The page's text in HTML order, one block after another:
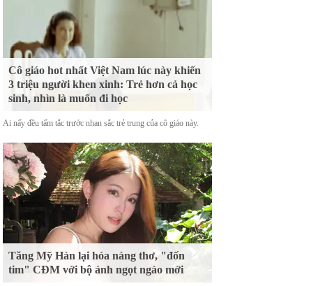
Cô giáo hot nhất Việt Nam lúc này khiến
3 triệu người khen xinh: Trẻ hơn cả học
sinh, nhìn là muốn đi học
Ai nấy đều tấm tắc trước nhan sắc trẻ trung của cô giáo này.
Tăng Mỹ Hàn lại hóa nàng thơ, "đốn
tim" CĐM với bộ ảnh ngọt ngào mới